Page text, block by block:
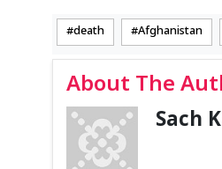
death Afghanistan
About The
Sach